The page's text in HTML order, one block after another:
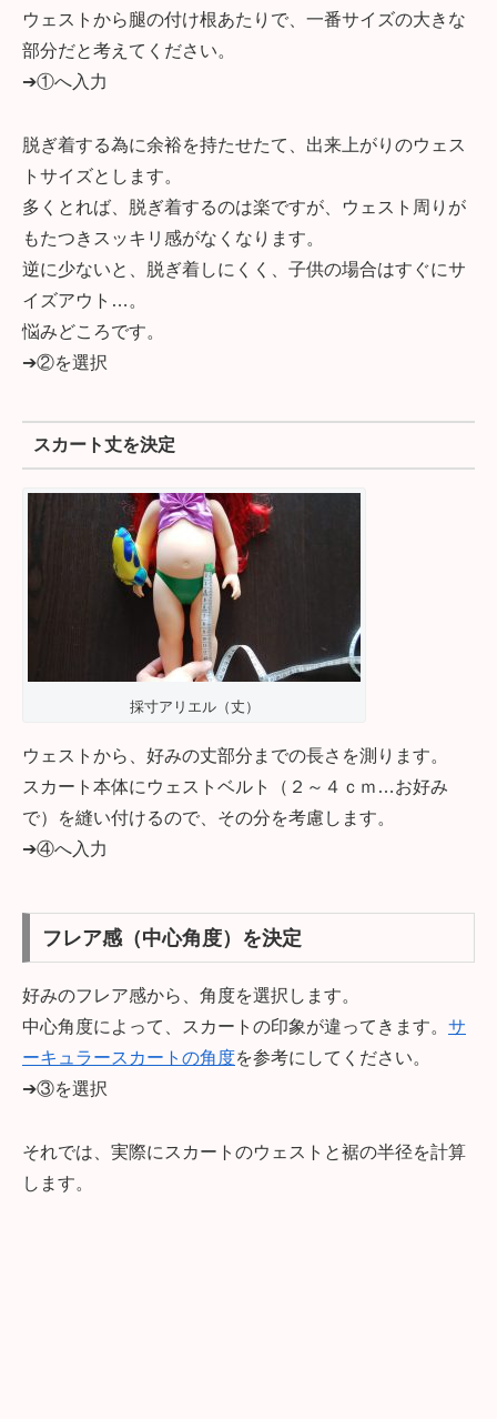
ウェストから腿の付け根あたりで、一番サイズの大きな
部分だと考えてください。
➔①へ入力
脱ぎ着する為に余裕を持たせたて、出来上がりのウェス
トサイズとします。
多くとれば、脱ぎ着するのは楽ですが、ウェスト周りが
もたつきスッキリ感がなくなります。
逆に少ないと、脱ぎ着しにくく、子供の場合はすぐにサ
イズアウト…。
悩みどころです。
➔②を選択
スカート丈を決定
採寸アリエル（丈）
ウェストから、好みの丈部分までの長さを測ります。
スカート本体にウェストベルト（２～４ｃｍ…お好み
で）を縫い付けるので、その分を考慮します。
➔④へ入力
フレア感（中心角度）を決定
好みのフレア感から、角度を選択します。
中心角度によって、スカートの印象が違ってきます。 サ
ーキュラースカートの角度を参考にしてください。
➔③を選択
それでは、実際にスカートのウェストと裾の半径を計算
します。